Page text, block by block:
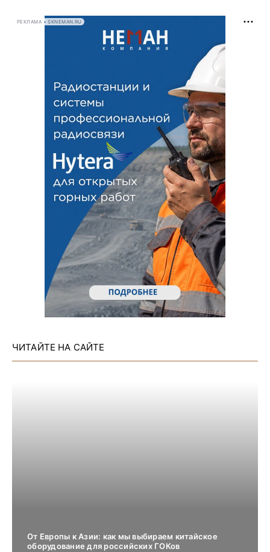
РЕКЛАМА • SKNEMAN.RU
ЧИТАЙТЕ НА САЙТЕ
От Европы к Азии: как мы выбираем китайское
оборудование для российских ГОКов